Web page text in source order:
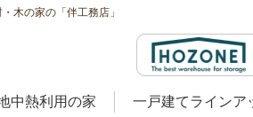
木の家の「伴工務店」
中熱利用の家 一戸建てラインア